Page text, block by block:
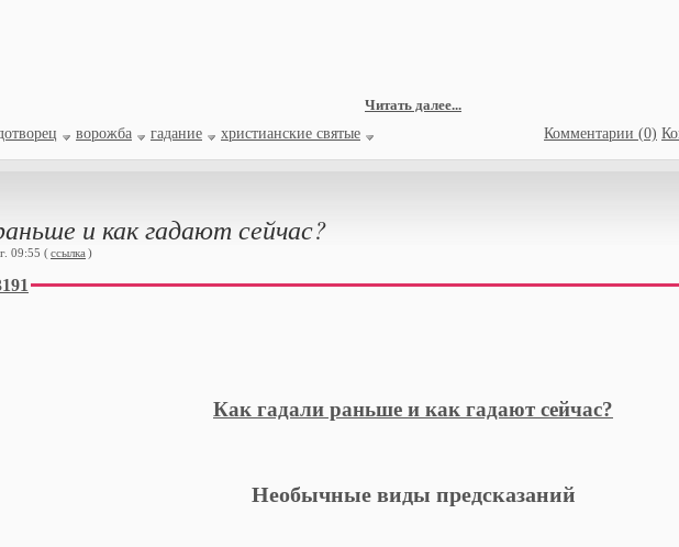
Читать далее...
ворожба гадание христианские святые Комментарии (0)
и как гадают сейчас?
09:55 (ссылка )
Как гадали раньше и как гадают сейчас?
Необычные виды предсказаний